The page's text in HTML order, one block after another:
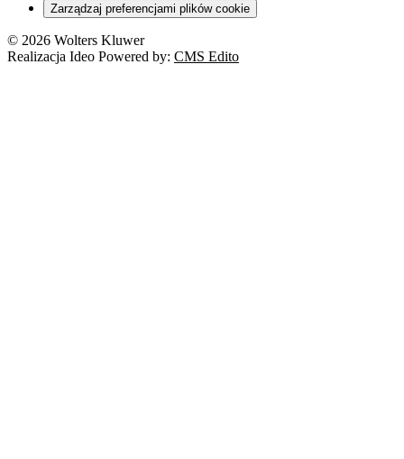
Zarządzaj preferencjami plików cookie
© 2026 Wolters Kluwer
Realizacja Ideo Powered by: CMS Edito